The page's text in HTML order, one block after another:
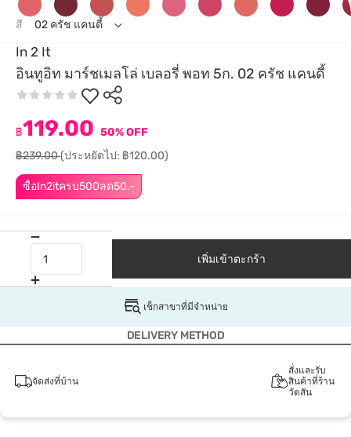
In 2 It
อินทูอิท มาร์ชเมลโล่ เบลอรี่ พอท 5ก. 02 ครัช แคนดี้
ซื้อIn2itครบ500ลด50.-
฿119.00 50% OFF
฿239.00(ประหยัดไป: ฿120.00)
สี 02 ครัช แคนดี้
เพิ่มเข้าตะกร้า
เช็กสาขาที่มีจำหน่าย
DELIVERY METHOD
จัดส่งที่บ้าน
สั่งและรับ
สินค้าที่ร้าน
วัตสัน